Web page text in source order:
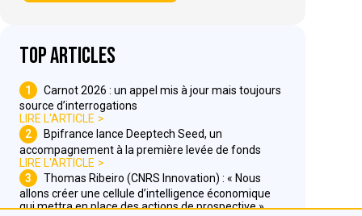
Top articles
1
Carnot 2026 : un appel mis à jour mais toujours
source d’interrogations
LIRE L'ARTICLE
2
Bpifrance lance Deeptech Seed, un
accompagnement à la première levée de fonds
LIRE L'ARTICLE
3
Thomas Ribeiro (CNRS Innovation) : « Nous
allons créer une cellule d’intelligence économique
qui mettra en place des actions de prospective »